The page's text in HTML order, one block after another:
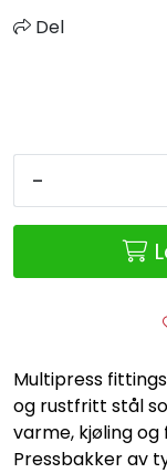
Del
-
Multipress
og rustfritt stål
varme, kjøling
Pressbakker av
Outlet
Retur/